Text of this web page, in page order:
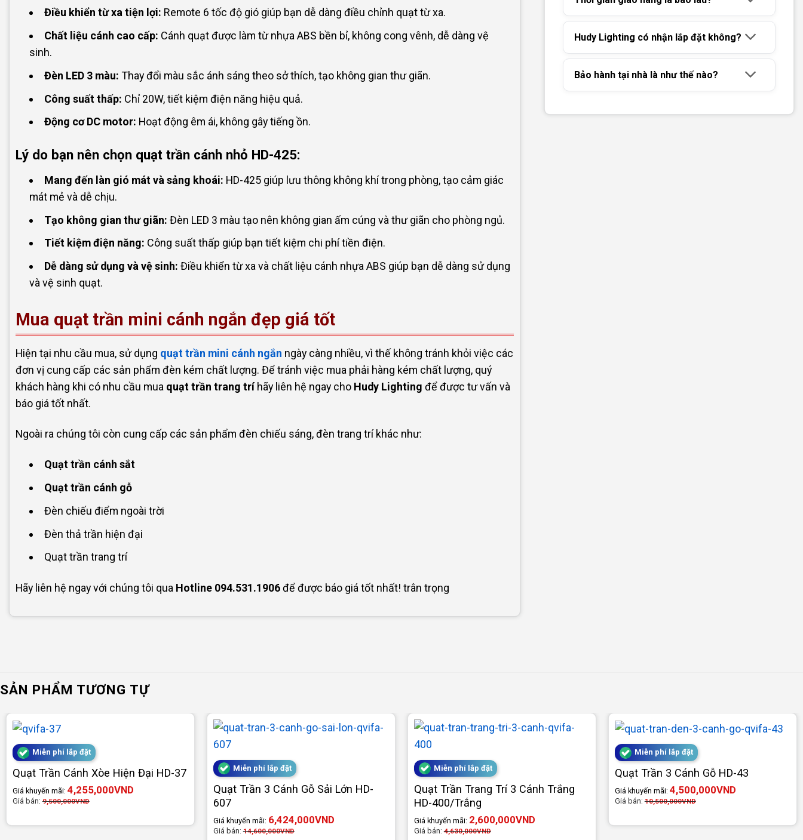
Điều khiển từ xa tiện lợi: Remote 6 tốc độ gió giúp bạn dễ dàng điều chỉnh quạt từ xa.
Chất liệu cánh cao cấp: Cánh quạt được làm từ nhựa ABS bền bỉ, không cong vênh, dễ dàng vệ
sinh.
Đèn LED 3 màu: Thay đổi màu sắc ánh sáng theo sở thích, tạo không gian thư giãn.
Công suất thấp: Chỉ 20W, tiết kiệm điện năng hiệu quả.
Động cơ DC motor: Hoạt động êm ái, không gây tiếng ồn.
Lý do bạn nên chọn quạt trần cánh nhỏ HD-425:
Mang đến làn gió mát và sảng khoái: HD-425 giúp lưu thông không khí trong phòng, tạo cảm giác
mát mẻ và dễ chịu.
Tạo không gian thư giãn: Đèn LED 3 màu tạo nên không gian ấm cúng và thư giãn cho phòng ngủ.
Tiết kiệm điện năng: Công suất thấp giúp bạn tiết kiệm chi phí tiền điện.
Dễ dàng sử dụng và vệ sinh: Điều khiển từ xa và chất liệu cánh nhựa ABS giúp bạn dễ dàng sử dụng
và vệ sinh quạt.
Mua quạt trần mini cánh ngắn đẹp giá tốt
Hiện tại nhu cầu mua, sử dụng quạt trần mini cánh ngắn ngày càng nhiều, vì thế không tránh khỏi việc các
đơn vị cung cấp các sản phẩm đèn kém chất lượng. Để tránh việc mua phải hàng kém chất lượng, quý
khách hàng khi có nhu cầu mua quạt trần trang tríhãy liên hệ ngay cho Hudy Lighting để được tư vấn và
báo giá tốt nhất.
Ngoài ra chúng tôi còn cung cấp các sản phẩm đèn chiếu sáng, đèn trang trí khác như:
Quạt trần cánh sắt
Quạt trần cánh gỗ
Đèn chiếu điểm ngoài trời
Đèn thả trần hiện đại
Quạt trần trang trí
Hãy liên hệ ngay với chúng tôi qua Hotline 094.531.1906để được báo giá tốt nhất! trân trọng
Hudy Lighting có nhận lắp đặt không?
Bảo hành tại nhà là như thế nào?
SẢN PHẨM TƯƠNG TỰ
Miễn phí lắp đặt
Quạt Trần Cánh Xòe Hiện Đại HD-37
Giá khuyến mãi: 4,255,000VND
Giá bán:9,500,000VND
Miễn phí lắp đặt
Quạt Trần 3 Cánh Gỗ Sải Lớn HD-
607
Giá khuyến mãi: 6,424,000VND
Giá bán:14,600,000VND
Miễn phí lắp đặt
Quạt Trần Trang Trí 3 Cánh Trắng
HD-400/Trắng
Giá khuyến mãi: 2,600,000VND
Giá bán:4,630,000VND
Miễn phí lắp đặt
Quạt Trần 3 Cánh Gỗ HD-43
Giá khuyến mãi: 4,500,000VND
Giá bán:10,500,000VND